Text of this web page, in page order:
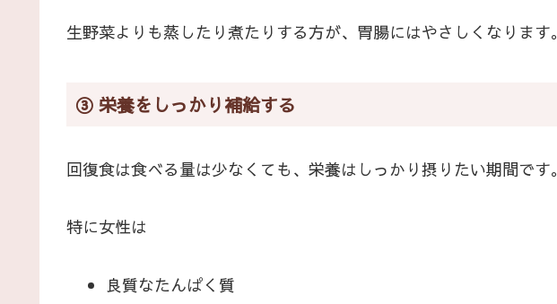
生野菜よりも蒸したり煮たりする方が、胃腸にはやさしくなります。
③ 栄養をしっかり補給する
回復食は食べる量は少なくても、栄養はしっかり摂りたい期間です。
特に女性は
良質なたんぱく質